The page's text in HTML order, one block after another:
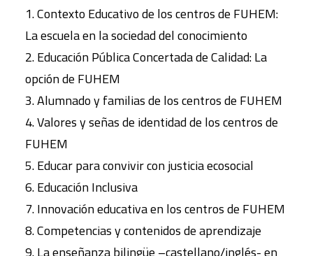
1. Contexto Educativo de los centros de FUHEM:
La escuela en la sociedad del conocimiento
2. Educación Pública Concertada de Calidad: La
opción de FUHEM
3. Alumnado y familias de los centros de FUHEM
4. Valores y señas de identidad de los centros de
FUHEM
5. Educar para convivir con justicia ecosocial
6. Educación Inclusiva
7. Innovación educativa en los centros de FUHEM
8. Competencias y contenidos de aprendizaje
9. La enseñanza bilingüe –castellano/inglés- en